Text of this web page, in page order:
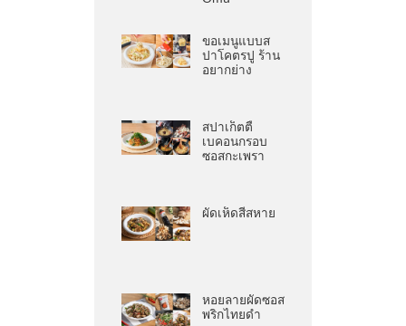
ขอเมนูแบบส
ปาโคตรปู ร้าน
อยากย่าง
สปาเก็ตตี้
เบคอนกรอบ
ซอสกะเพรา
ผัดเห็ดสี่สหาย
หอยลายผัดซอส
พริกไทยดำ